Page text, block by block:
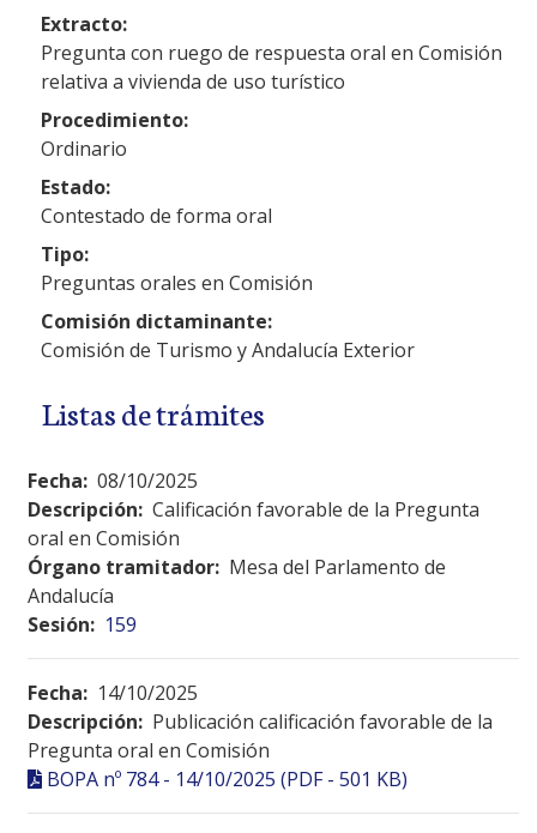
Extracto:
Pregunta con ruego de respuesta oral en Comisión
relativa a vivienda de uso turístico
Procedimiento:
Ordinario
Estado:
Contestado de forma oral
Tipo:
Preguntas orales en Comisión
Comisión dictaminante:
Comisión de Turismo y Andalucía Exterior
Listas de trámites
Fecha: 08/10/2025
Descripción: Calificación favorable de la Pregunta
oral en Comisión
Órgano tramitador: Mesa del Parlamento de
Andalucía
Sesión: 159
Fecha: 14/10/2025
Descripción: Publicación calificación favorable de la
Pregunta oral en Comisión
BOPA nº 784 - 14/10/2025 (PDF - 501 KB)